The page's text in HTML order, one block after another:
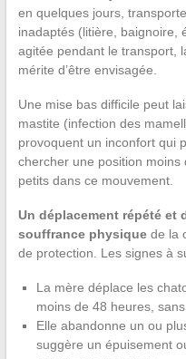
en quelques jours,
inadaptés (litière, baignoire,
agitée pendant le transport,
mérite d’être envisagée.
Une mise bas difficile peut
mastite (infection des
provoquent un inconfort qui
chercher une position
petits dans ce mouvement.
Un déplacement répété et
souffrance physiquede la
de protection. Les signes à
La mère déplace les
moins de 48 heures,
Elle abandonne un ou
suggère un épuisement